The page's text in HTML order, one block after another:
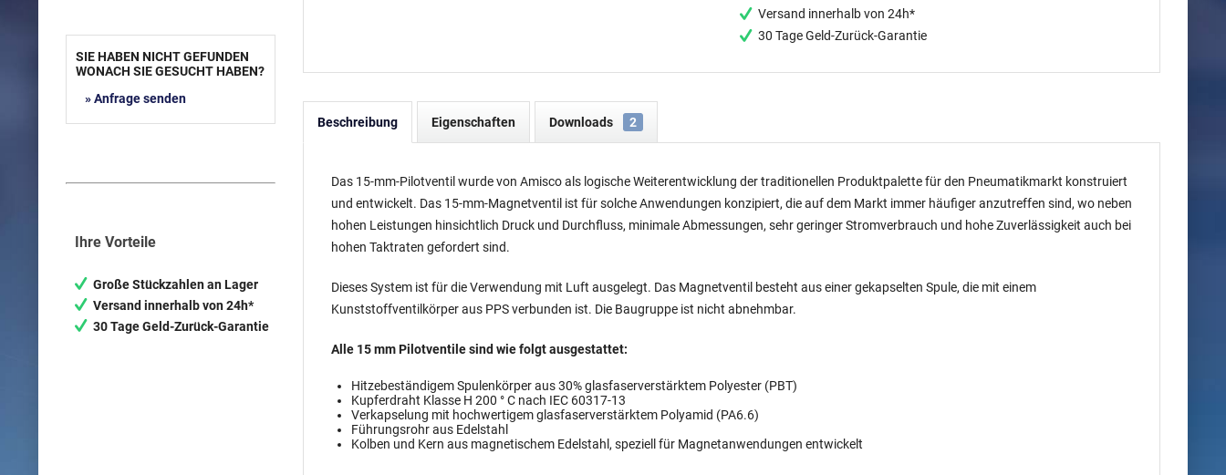
SIE HABEN NICHT GEFUNDEN
WONACH SIE GESUCHT HABEN?
» Anfrage senden
Ihre Vorteile
Große Stückzahlen an Lager
Versand innerhalb von 24h*
30 Tage Geld-Zurück-Garantie
Versand innerhalb von 24h*
30 Tage Geld-Zurück-Garantie
Beschreibung Eigenschaften Downloads 2
Das 15-mm-Pilotventil wurde von Amisco als logische Weiterentwicklung der traditionellen Produktpalette für den Pneumatikmarkt konstruiert
und entwickelt. Das 15-mm-Magnetventil ist für solche Anwendungen konzipiert, die auf dem Markt immer häufiger anzutreffen sind, wo neben
hohen Leistungen hinsichtlich Druck und Durchfluss, minimale Abmessungen, sehr geringer Stromverbrauch und hohe Zuverlässigkeit auch bei
hohen Taktraten gefordert sind.
Dieses System ist für die Verwendung mit Luft ausgelegt. Das Magnetventil besteht aus einer gekapselten Spule, die mit einem
Kunststoffventilkörper aus PPS verbunden ist. Die Baugruppe ist nicht abnehmbar.
Alle 15 mm Pilotventile sind wie folgt ausgestattet:
Hitzebeständigem Spulenkörper aus 30% glasfaserverstärktem Polyester (PBT)
Kupferdraht Klasse H 200 ° C nach IEC 60317-13
Verkapselung mit hochwertigem glasfaserverstärktem Polyamid (PA6.6)
Führungsrohr aus Edelstahl
Kolben und Kern aus magnetischem Edelstahl, speziell für Magnetanwendungen entwickelt